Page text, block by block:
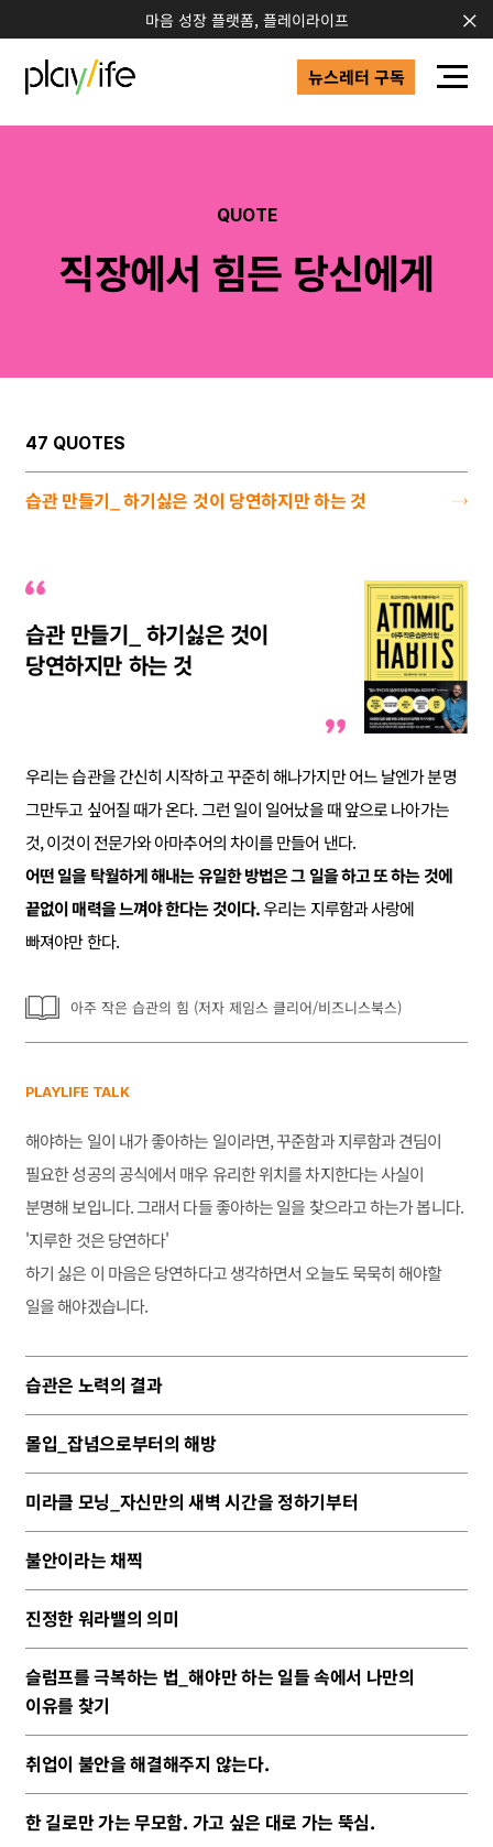
마음 성장 플랫폼, 플레이라이프
뉴스레터 구독
QUOTE
직장에서 힘든 당신에게
47 QUOTES
습관 만들기_ 하기싫은 것이 당연하지만 하는 것
습관 만들기_ 하기싫은 것이
당연하지만 하는 것
우리는 습관을 간신히 시작하고 꾸준히 해나가지만 어느 날엔가 분명
그만두고 싶어질 때가 온다. 그런 일이 일어났을 때 앞으로 나아가는
것, 이것이 전문가와 아마추어의 차이를 만들어 낸다.
어떤 일을 탁월하게 해내는 유일한 방법은 그 일을 하고 또 하는 것에
끝없이 매력을 느껴야 한다는 것이다.우리는 지루함과 사랑에
빠져야만 한다.
아주 작은 습관의 힘 (저자 제임스 클리어/비즈니스북스)
PLAYLIFE TALK
해야하는 일이 내가 좋아하는 일이라면, 꾸준함과 지루함과 견딤이
필요한 성공의 공식에서 매우 유리한 위치를 차지한다는 사실이
분명해 보입니다. 그래서 다들 좋아하는 일을 찾으라고 하는가 봅니다.
'지루한 것은 당연하다'
하기 싫은 이 마음은 당연하다고 생각하면서 오늘도 묵묵히 해야할
일을 해야겠습니다.
습관은 노력의 결과
몰입_잡념으로부터의 해방
미라클 모닝_자신만의 새벽 시간을 정하기부터
불안이라는 채찍
진정한 워라밸의 의미
슬럼프를 극복하는 법_해야만 하는 일들 속에서 나만의
이유를 찾기
취업이 불안을 해결해주지 않는다.
한 길로만 가는 무모함. 가고 싶은 대로 가는 뚝심.